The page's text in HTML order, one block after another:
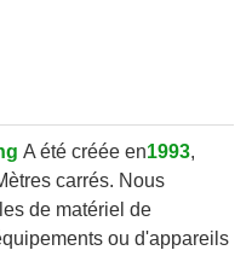
A été créée en1993,
carrés. Nous
de matériel de
ou d'appareils